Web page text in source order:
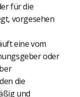
für die
vorgesehen
eine vom
oder
die
und